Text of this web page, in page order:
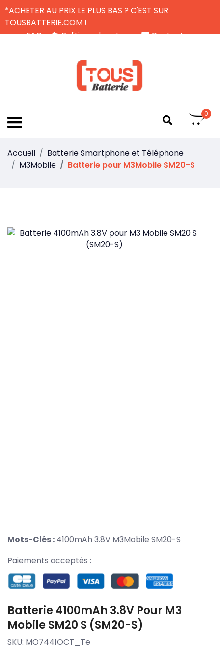
*ACHETER AU PRIX LE PLUS BAS ? C'EST SUR
TOUSBATTERIE.COM !
FAQ
Politique de retour
Contactez-nous
0
Accueil
Batterie Smartphone et Téléphone
M3Mobile
Batterie pour M3Mobile SM20-S
Mots-Clés : 4100mAh 3.8V M3Mobile SM20-S
Paiements acceptés :
Batterie 4100mAh 3.8V Pour M3
Mobile SM20 S (SM20-S)
SKU: MO7441OCT_Te